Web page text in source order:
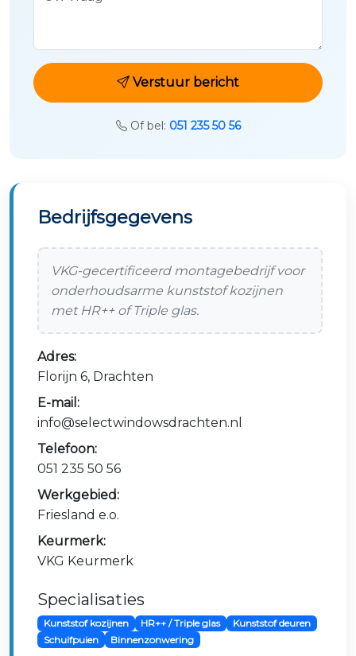
Verstuur bericht
Of bel: 051 235 50 56
Bedrijfsgegevens
VKG-gecertificeerd montagebedrijf voor
onderhoudsarme kunststof kozijnen
met HR++ of Triple glas.
Adres:
Florijn 6, Drachten
E-mail:
info@selectwindowsdrachten.nl
Telefoon:
051 235 50 56
Werkgebied:
Friesland e.o.
Keurmerk:
VKG Keurmerk
Specialisaties
Kunststof kozijnen HR++ / Triple glas
Kunststof deuren
Schuifpuien
Binnenzonwering